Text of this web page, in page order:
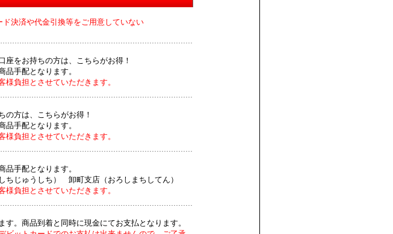
決済や代金引換等をご用意していない
座をお持ちの方は、こちらがお得！
品手配となります。
負担とさせていただきます。
の方は、こちらがお得！
品手配となります。
負担とさせていただきます。
品手配となります。
ちじゅうしち） 卸町支店（おろしまちしてん）
負担とさせていただきます。
す。商品到着と同時に現金にてお支払となります。